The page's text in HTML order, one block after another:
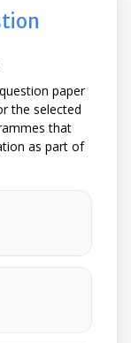
paper
the selected
that
as part of